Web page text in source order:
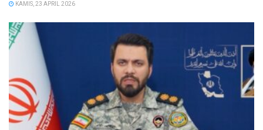
KAMIS, 23 APRIL 2026